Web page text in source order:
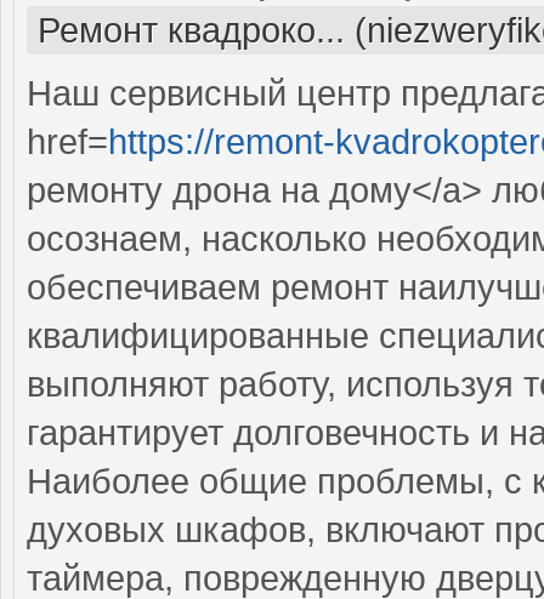
Ремонт квадроко...
Наш сервисный центр
href=https://remont-
ремонту дрона на дому</a>
осознаем, насколько
обеспечиваем ремонт
квалифицированные
выполняют работу, используя
гарантирует долговечность и
Наиболее общие проблемы, с
духовых шкафов, включают
таймера, поврежденную